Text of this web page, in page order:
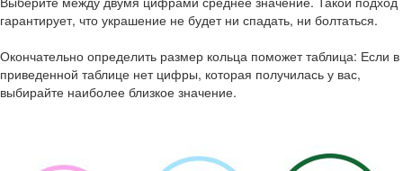
гарантирует, что украшение не будет ни спадать, ни болтаться.
Окончательно определить размер кольца поможет таблица: Если в
приведенной таблице нет цифры, которая получилась у вас,
выбирайте наиболее близкое значение.